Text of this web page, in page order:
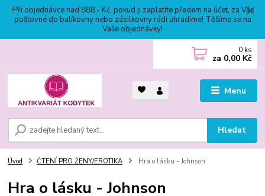
!Při objednávce nad 888,- Kč, pokud ji zaplatíte předem na účet, za Vás
poštovné do balíkovny nebo zásilkovny rádi uhradíme! Těšíme se na
Vaše objednávky!
Menu
Hledat
0 ks
za 0,00 Kč
Úvod ČTENÍ PRO ŽENY/EROTIKA Hra o lásku - Johnson
Hra o lásku - Johnson